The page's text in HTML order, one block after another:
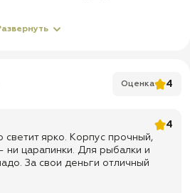
до 12 часов
Оценка 4
4
ярко. Корпус прочный,
ни царапинки. Для рыбалки и
За свои деньги отличный